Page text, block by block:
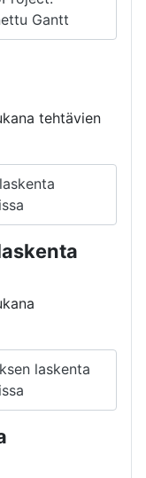
Gantt
tehtävien
laskenta